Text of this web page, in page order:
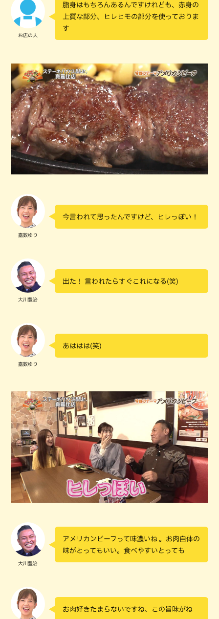
お店の人
脂身はもちろんあるんですけれども、赤身の
上質な部分、ヒレヒモの部分を使っておりま
す
嘉数ゆり
今言われて思ったんですけど、ヒレっぽい！
大川豊治
出た！ 言われたらすぐこれになる(笑)
嘉数ゆり
あははは(笑)
大川豊治
アメリカンビーフって味濃いね 。お肉自体の
味がとってもいい。食べやすいとっても
お肉好きたまらないですね、この旨味がね